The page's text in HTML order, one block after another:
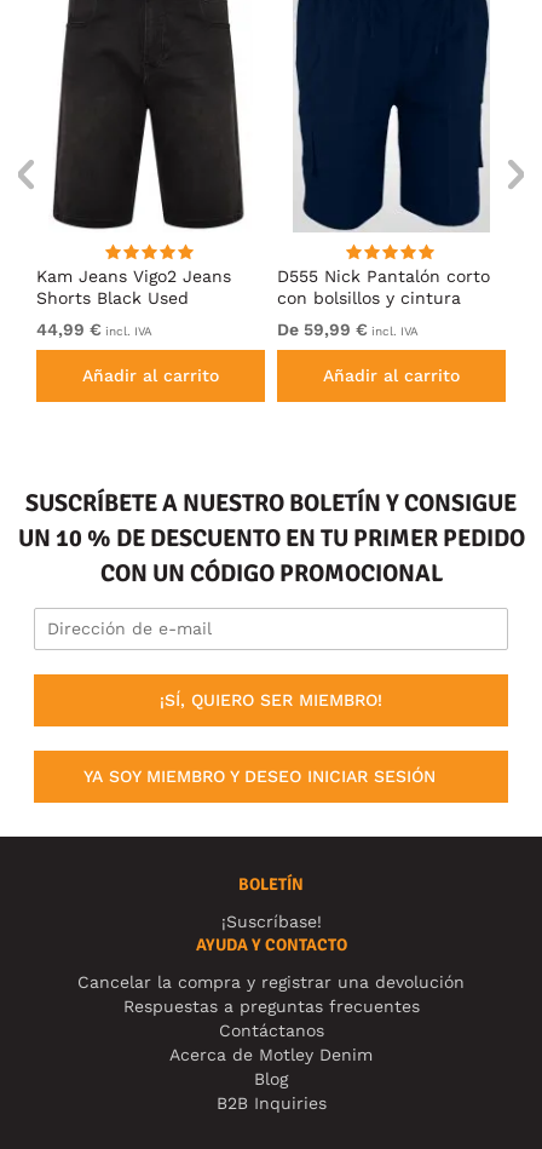
Kam Jeans Vigo2 Jeans
Shorts Black Used
44,99 € incl. IVA
Añadir al carrito
D555 Nick Pantalón corto
con bolsillos y cintura
elástica Azul marino
De 59,99 € incl. IVA
Añadir al carrito
SUSCRÍBETE A NUESTRO BOLETÍN Y CONSIGUE
UN 10 % DE DESCUENTO EN TU PRIMER PEDIDO
CON UN CÓDIGO PROMOCIONAL
¡SÍ, QUIERO SER MIEMBRO!
YA SOY MIEMBRO Y DESEO INICIAR SESIÓN
BOLETÍN
¡Suscríbase!
AYUDA Y CONTACTO
Cancelar la compra y registrar una devolución
Respuestas a preguntas frecuentes
Contáctanos
Acerca de Motley Denim
Blog
B2B Inquiries